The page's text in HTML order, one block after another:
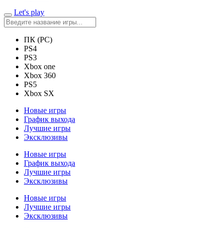
Let's play
ПК (PC)
PS4
PS3
Xbox one
Xbox 360
PS5
Xbox SX
Новые игры
График выхода
Лучшие игры
Эксклюзивы
Новые игры
График выхода
Лучшие игры
Эксклюзивы
Новые игры
Лучшие игры
Эксклюзивы